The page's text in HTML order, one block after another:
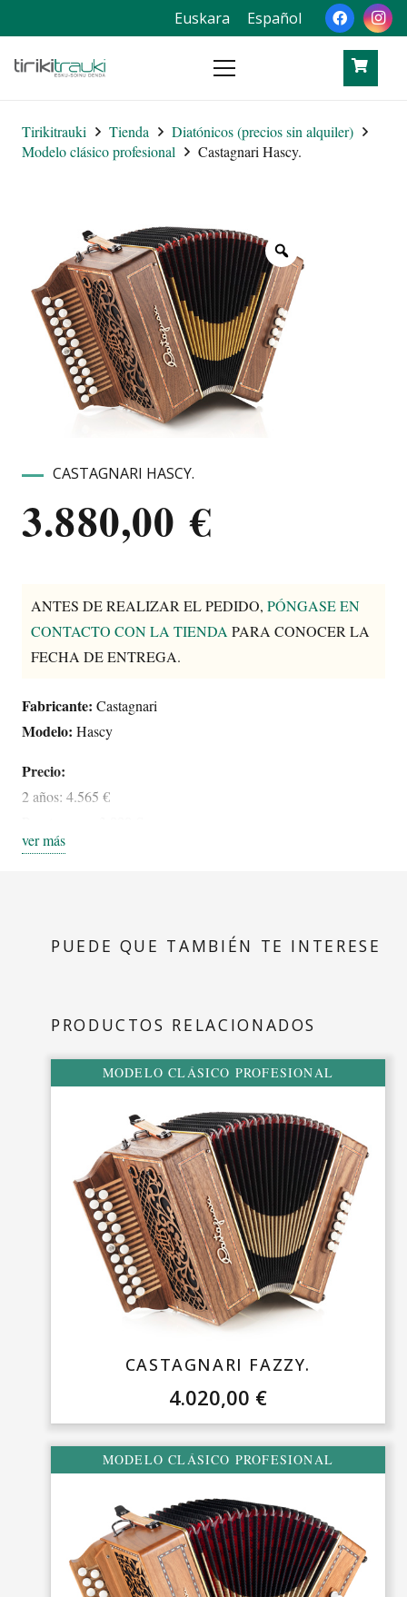
Euskara Español
Tirikitrauki Tienda
Diatónicos (precios sin alquiler)
Modelo clásico profesional
Castagnari Hascy.
CASTAGNARI HASCY.
3.880,00€
ANTES DE REALIZAR EL PEDIDO, PÓNGASE EN
CONTACTO CON LA TIENDA PARA CONOCER LA
FECHA DE ENTREGA.
Fabricante: Castagnari
Modelo: Hascy
Precio:
2 años: 4.565 €
Botones: 21
Izquierda:
Bajos: 8
Calidad de voces:Tipo a Mano.
Nogal o cerezo.
3,900 kg
Dimensión:28 x 17 cm.
Consultar el tiempo de espera, antes de hacer el pedido.
ver más
PUEDE QUE TAMBIÉN TE INTERESE
PRODUCTOS RELACIONADOS
MODELO CLÁSICO PROFESIONAL
CASTAGNARI FAZZY.
4.020,00 €
MODELO CLÁSICO PROFESIONAL